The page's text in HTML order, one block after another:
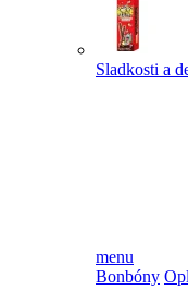
Sladkosti a
menu
Bonbóny